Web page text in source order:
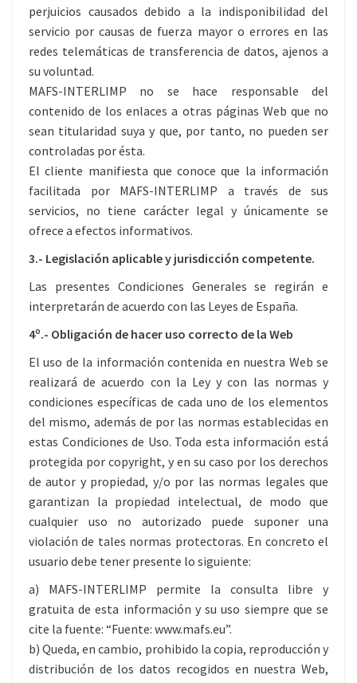
perjuicios causados debido a la indisponibilidad del
servicio por causas de fuerza mayor o errores en las
redes telemáticas de transferencia de datos, ajenos a
su voluntad.
MAFS-INTERLIMP no se hace responsable del
contenido de los enlaces a otras páginas Web que no
sean titularidad suya y que, por tanto, no pueden ser
controladas por ésta.
El cliente manifiesta que conoce que la información
facilitada por MAFS-INTERLIMP a través de sus
servicios, no tiene carácter legal y únicamente se
ofrece a efectos informativos.
3.- Legislación aplicable y jurisdicción competente.
Las presentes Condiciones Generales se regirán e
interpretarán de acuerdo con las Leyes de España.
4º.- Obligación de hacer uso correcto de la Web
El uso de la información contenida en nuestra Web se
realizará de acuerdo con la Ley y con las normas y
condiciones específicas de cada uno de los elementos
del mismo, además de por las normas establecidas en
estas Condiciones de Uso. Toda esta información está
protegida por copyright, y en su caso por los derechos
de autor y propiedad, y/o por las normas legales que
garantizan la propiedad intelectual, de modo que
cualquier uso no autorizado puede suponer una
violación de tales normas protectoras. En concreto el
usuario debe tener presente lo siguiente:
a) MAFS-INTERLIMP permite la consulta libre y
gratuita de esta información y su uso siempre que se
cite la fuente: “Fuente: www.mafs.eu”.
b) Queda, en cambio, prohibido la copia, reproducción y
distribución de los datos recogidos en nuestra Web,